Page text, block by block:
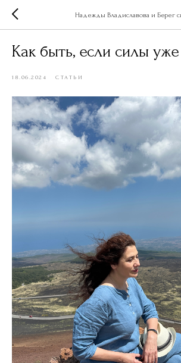
Надежды Владиславова и Берег
Как быть, если силы уже
18.06.2024 СТАТЬИ